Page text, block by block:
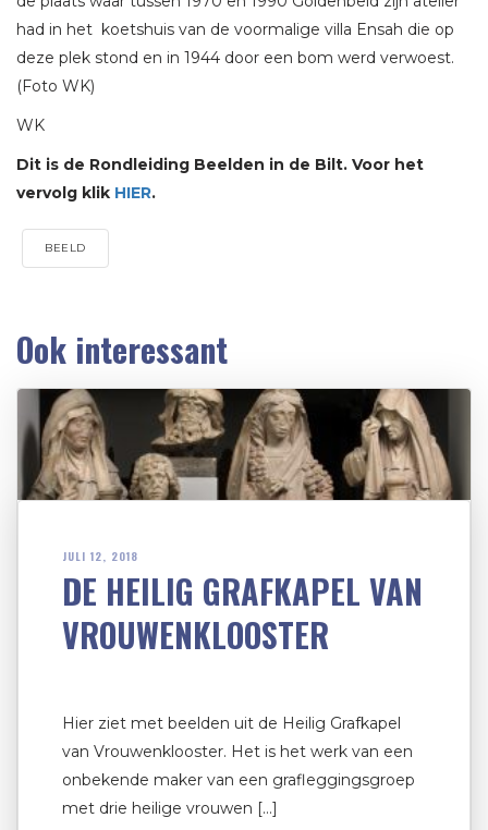
had in het koetshuis van de voormalige villa Ensah die op
deze plek stond en in 1944 door een bom werd verwoest.
(Foto WK)
WK
Dit is de Rondleiding Beelden in de Bilt. Voor het
vervolg klik HIER.
BEELD
Ook interessant
JULI 12, 2018
DE HEILIG GRAFKAPEL VAN
VROUWENKLOOSTER
Hier ziet met beelden uit de Heilig Grafkapel
van Vrouwenklooster. Het is het werk van een
onbekende maker van een grafleggingsgroep
met drie heilige vrouwen […]